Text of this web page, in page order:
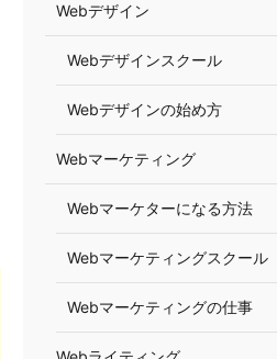
Webデザイン
Webデザインスクール
Webデザインの始め方
Webマーケティング
Webマーケターになる方法
Webマーケティングスクール
Webマーケティングの仕事